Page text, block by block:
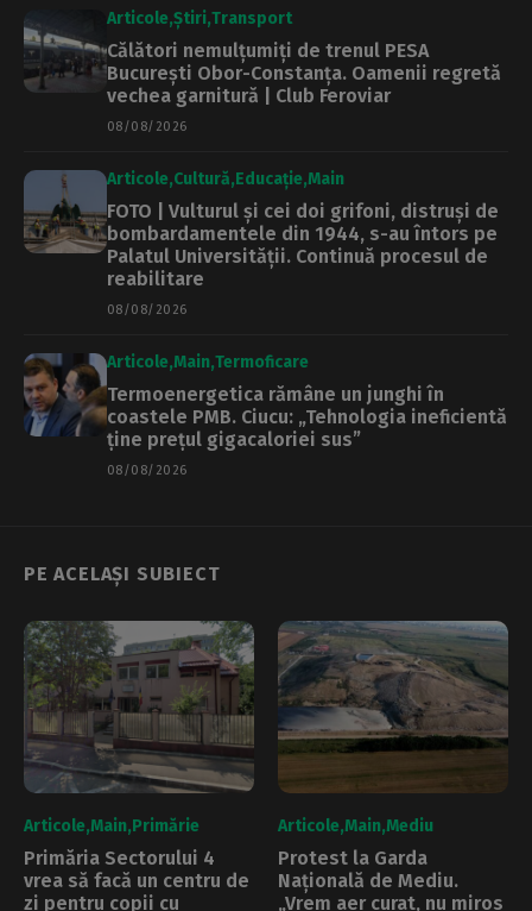
Articole Știri Transport
Călători nemulțumiți de trenul PESA
București Obor-Constanța. Oamenii regretă
vechea garnitură | Club Feroviar
08/08/2026
Articole Cultură Educație Main
FOTO | Vulturul și cei doi grifoni, distruși de
bombardamentele din 1944, s-au întors pe
Palatul Universității. Continuă procesul de
reabilitare
08/08/2026
Articole Main Termoficare
Termoenergetica rămâne un junghi în
coastele PMB. Ciucu: „Tehnologia ineficientă
ține prețul gigacaloriei sus”
08/08/2026
PE ACELAȘI SUBIECT
Articole Main Primărie
Primăria Sectorului 4
vrea să facă un centru de
zi pentru copii cu
Articole Main Mediu
Protest la Garda
Națională de Mediu.
„Vrem aer curat, nu miros